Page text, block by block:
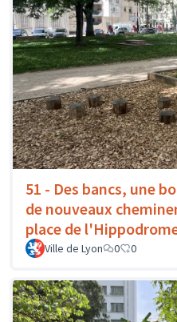
51 - Des bancs, une
de nouveaux
place de
Ville de Lyon 0 0